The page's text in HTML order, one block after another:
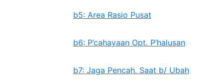
b5: Area Rasio Pusat
b6: P’cahayaan Opt. P’halusan
b7: Jaga Pencah. Saat b/ Ubah